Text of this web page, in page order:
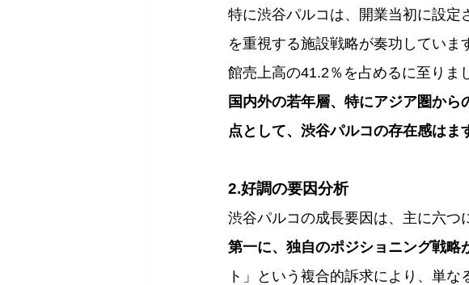
特に渋谷パルコは、開業当初に設定
を重視する施設戦略が奏功してい
館売上高の41.2％を占めるに至りま
国内外の若年層、特にアジア圏か
点として、渋谷パルコの存在感はま
2.好調の要因分析
渋谷パルコの成長要因は、主に六つ
第一に、独自のポジショニング戦略
ト」という複合的訴求により、単